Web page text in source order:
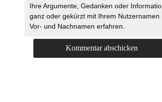
Ihre Argumente, Gedanken oder
ganz oder gekürzt mit Ihrem
Vor- und Nachnamen erfahren.